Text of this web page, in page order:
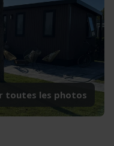
toutes les photos